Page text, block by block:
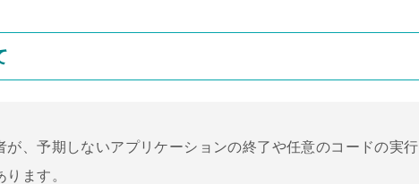
が、予期しないアプリケーションの終了や任意のコードの実行
ます。